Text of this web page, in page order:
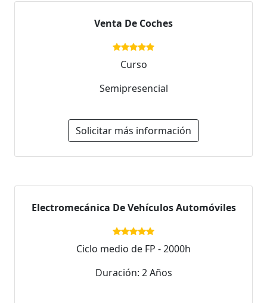
Venta De Coches
Curso
Semipresencial
Solicitar más información
Electromecánica De Vehículos Automóviles
Ciclo medio de FP - 2000h
Duración: 2 Años